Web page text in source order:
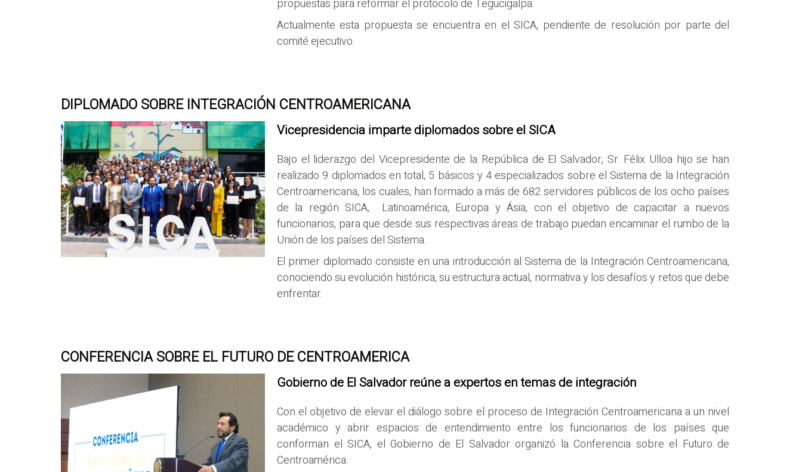
propuestas para reformar el protocolo de Tegucigalpa.
Actualmente esta propuesta se encuentra en el SICA, pendiente de resolución por parte del
comité ejecutivo.
DIPLOMADO SOBRE INTEGRACIÓN CENTROAMERICANA
Vicepresidencia imparte diplomados sobre el SICA
Bajo el liderazgo del Vicepresidente de la República de El Salvador, Sr. Félix Ulloa hijo se han
realizado 9 diplomados en total, 5 básicos y 4 especializados sobre el Sistema de la Integración
Centroamericana, los cuales, han formado a más de 682 servidores públicos de los ocho países
de la región SICA, Latinoamérica, Europa y Ásia, con el objetivo de capacitar a nuevos
funcionarios, para que desde sus respectivas áreas de trabajo puedan encaminar el rumbo de la
Unión de los países del Sistema.
El primer diplomado consiste en una introducción al Sistema de la Integración Centroamericana,
conociendo su evolución histórica, su estructura actual, normativa y los desafíos y retos que debe
enfrentar.
CONFERENCIA SOBRE EL FUTURO DE CENTROAMERICA
Gobierno de El Salvador reúne a expertos en temas de integración
Con el objetivo de elevar el diálogo sobre el proceso de Integración Centroamericana a un nivel
académico y abrir espacios de entendimiento entre los funcionarios de los países que
conforman el SICA, el Gobierno de El Salvador organizó la Conferencia sobre el Futuro de
Centroamérica.